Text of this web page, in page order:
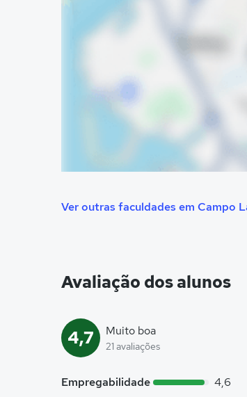
Ver outras faculdades em Campo
Avaliação dos alunos
4,7 Muito boa
21 avaliações
Empregabilidade
4,6